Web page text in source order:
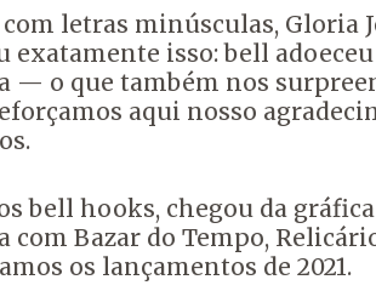
letras minúsculas, Gloria
exatamente isso: bell
— o que também nos
aqui nosso
bell hooks, chegou da
Bazar do Tempo,
os lançamentos de 2021.